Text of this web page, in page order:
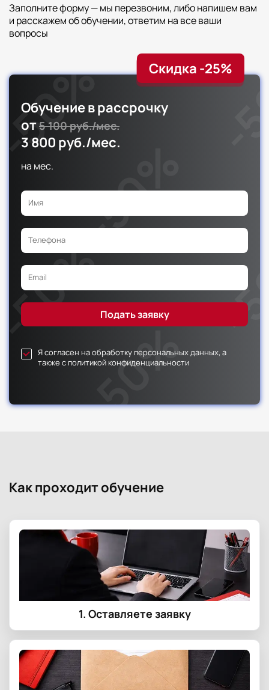
Заполните форму — мы перезвоним, либо напишем вам
и расскажем об обучении, ответим на все ваши
вопросы
Скидка -25%
Обучение в рассрочку
от5 100 руб./мес.
3 800 руб./мес.
на мес.
Я согласен на обработку персональных данных, а
также с политикой конфиденциальности
Как проходит обучение
1. Оставляете заявку